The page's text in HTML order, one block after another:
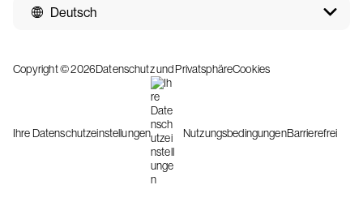
Deutsch
Copyright © 2026Datenschutz und PrivatsphäreCookies
Ihre Datenschutzeinstellungen NutzungsbedingungenBarrierefrei